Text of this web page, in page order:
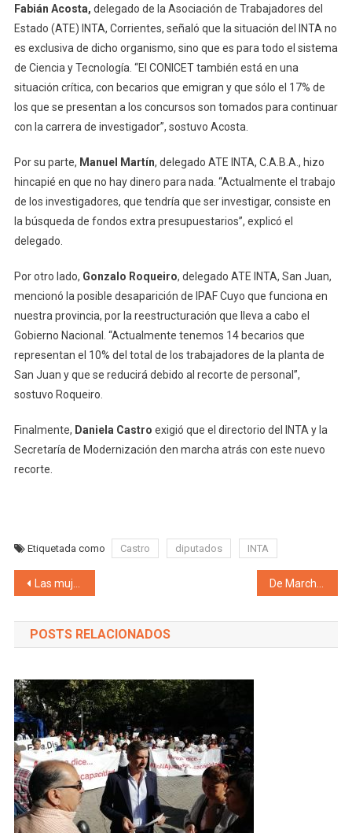
Fabián Acosta, delegado de la Asociación de Trabajadores del
Estado (ATE) INTA, Corrientes, señaló que la situación del INTA no
es exclusiva de dicho organismo, sino que es para todo el sistema
de Ciencia y Tecnología. “El CONICET también está en una
situación crítica, con becarios que emigran y que sólo el 17% de
los que se presentan a los concursos son tomados para continuar
con la carrera de investigador”, sostuvo Acosta.
Por su parte, Manuel Martín, delegado ATE INTA, C.A.B.A., hizo
hincapié en que no hay dinero para nada. “Actualmente el trabajo
de los investigadores, que tendría que ser investigar, consiste en
la búsqueda de fondos extra presupuestarios”, explicó el
delegado.
Por otro lado, Gonzalo Roqueiro, delegado ATE INTA, San Juan,
mencionó la posible desaparición de IPAF Cuyo que funciona en
nuestra provincia, por la reestructuración que lleva a cabo el
Gobierno Nacional. “Actualmente tenemos 14 becarios que
representan el 10% del total de los trabajadores de la planta de
San Juan y que se reducirá debido al recorte de personal”,
sostuvo Roqueiro.
Finalmente, Daniela Castro exigió que el directorio del INTA y la
Secretaría de Modernización den marcha atrás con este nuevo
recorte.
Etiquetada como Castro diputados INTA
Navegación de entradas
Las mujeres de Protectora convocan a un cacerolazo este viernes en Mendoza contra «la asfixia económica» que sufre el pueblo mendocino
POSTS RELACIONADOS